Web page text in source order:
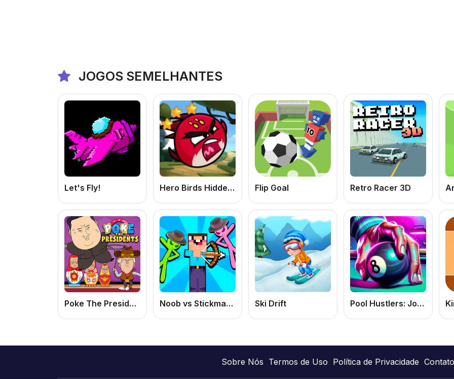
JOGOS SEMELHANTES
Let's Fly! Hero Birds Hidden Stars: Jogo de Encontrar Estrelas Escondidas Online Grátis Flip Goal Retro Racer 3D
Poke The Presidents Noob vs Stickman Zombies Ski Drift Pool Hustlers: Jogo de Sinuca Online Grátis para Testar sua Habilidade no Bilhar
Sobre Nós Termos de Uso Política de Privacidade Contato